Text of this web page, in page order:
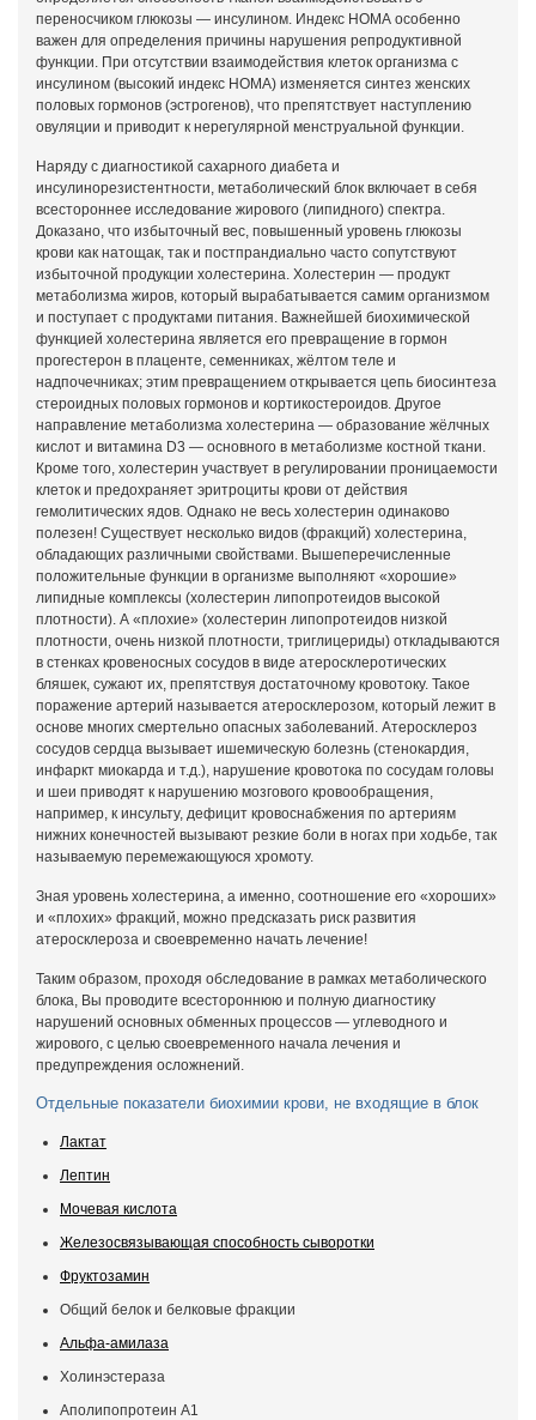
переносчиком глюкозы — инсулином. Индекс НОМА особенно
важен для определения причины нарушения репродуктивной
функции. При отсутствии взаимодействия клеток организма с
инсулином (высокий индекс НОМА) изменяется синтез женских
половых гормонов (эстрогенов), что препятствует наступлению
овуляции и приводит к нерегулярной менструальной функции.
Наряду с диагностикой сахарного диабета и
инсулинорезистентности, метаболический блок включает в себя
всестороннее исследование жирового (липидного) спектра.
Доказано, что избыточный вес, повышенный уровень глюкозы
крови как натощак, так и постпрандиально часто сопутствуют
избыточной продукции холестерина. Холестерин — продукт
метаболизма жиров, который вырабатывается самим организмом
и поступает с продуктами питания. Важнейшей биохимической
функцией холестерина является его превращение в гормон
прогестерон в плаценте, семенниках, жёлтом теле и
надпочечниках; этим превращением открывается цепь биосинтеза
стероидных половых гормонов и кортикостероидов. Другое
направление метаболизма холестерина — образование жёлчных
кислот и витамина D3 — основного в метаболизме костной ткани.
Кроме того, холестерин участвует в регулировании проницаемости
клеток и предохраняет эритроциты крови от действия
гемолитических ядов. Однако не весь холестерин одинаково
полезен! Существует несколько видов (фракций) холестерина,
обладающих различными свойствами. Вышеперечисленные
положительные функции в организме выполняют «хорошие»
липидные комплексы (холестерин липопротеидов высокой
плотности). А «плохие» (холестерин липопротеидов низкой
плотности, очень низкой плотности, триглицериды) откладываются
в стенках кровеносных сосудов в виде атеросклеротических
бляшек, сужают их, препятствуя достаточному кровотоку. Такое
поражение артерий называется атеросклерозом, который лежит в
основе многих смертельно опасных заболеваний. Атеросклероз
сосудов сердца вызывает ишемическую болезнь (стенокардия,
инфаркт миокарда и т.д.), нарушение кровотока по сосудам головы
и шеи приводят к нарушению мозгового кровообращения,
например, к инсульту, дефицит кровоснабжения по артериям
нижних конечностей вызывают резкие боли в ногах при ходьбе, так
называемую перемежающуюся хромоту.
Зная уровень холестерина, а именно, соотношение его «хороших»
и «плохих» фракций, можно предсказать риск развития
атеросклероза и своевременно начать лечение!
Таким образом, проходя обследование в рамках метаболического
блока, Вы проводите всестороннюю и полную диагностику
нарушений основных обменных процессов — углеводного и
жирового, с целью своевременного начала лечения и
предупреждения осложнений.
Отдельные показатели биохимии крови, не входящие в блок
Лактат
Лептин
Мочевая кислота
Железосвязывающая способность сыворотки
Фруктозамин
Общий белок и белковые фракции
Альфа-амилаза
Холинэстераза
Аполипопротеин А1